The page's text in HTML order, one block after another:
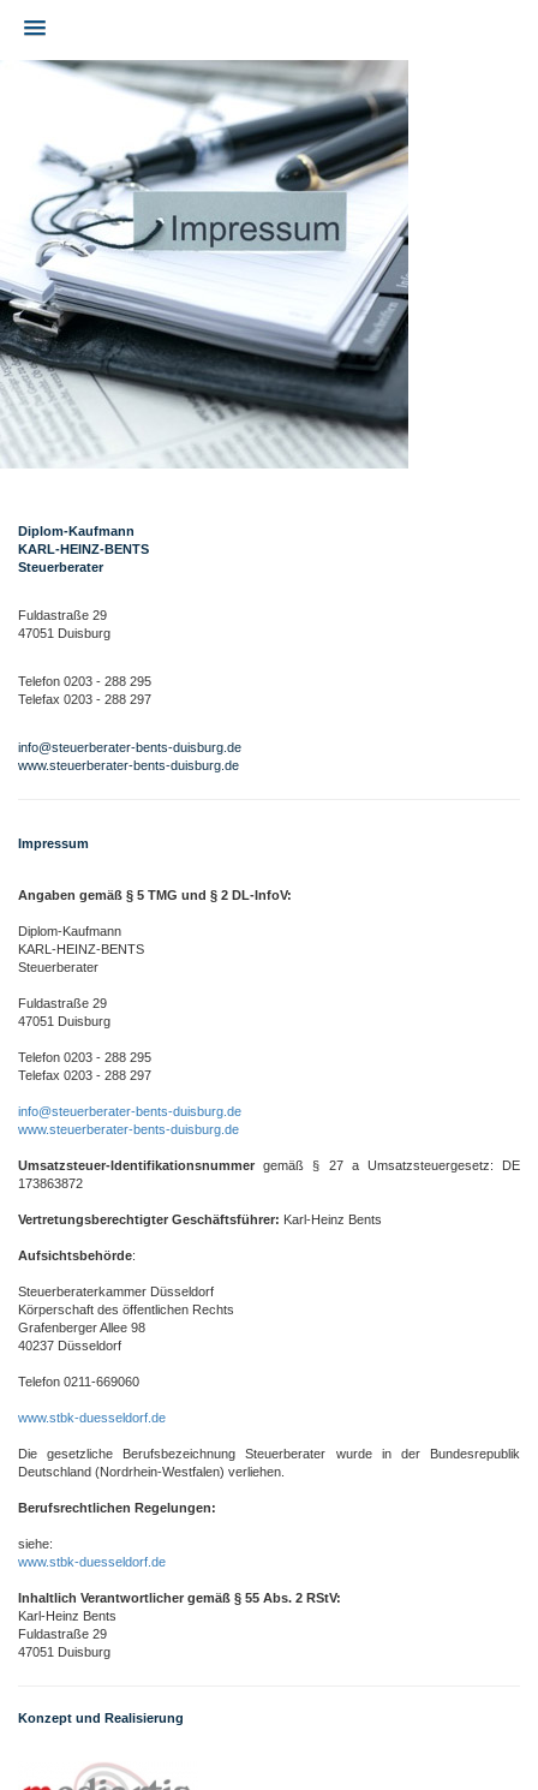
Diplom-Kaufmann
KARL-HEINZ-BENTS
Steuerberater
Fuldastraße 29
47051 Duisburg
Telefon 0203 - 288 295
Telefax 0203 - 288 297
info@steuerberater-bents-duisburg.de
www.steuerberater-bents-duisburg.de
Impressum
Angaben gemäß § 5 TMG und § 2 DL-InfoV:
Diplom-Kaufmann
KARL-HEINZ-BENTS
Steuerberater
Fuldastraße 29
47051 Duisburg
Telefon 0203 - 288 295
Telefax 0203 - 288 297
info@steuerberater-bents-duisburg.de
www.steuerberater-bents-duisburg.de
Umsatzsteuer-Identifikationsnummer gemäß § 27 a Umsatzsteuergesetz: DE
173863872
Vertretungsberechtigter Geschäftsführer: Karl-Heinz Bents
Aufsichtsbehörde:
Steuerberaterkammer Düsseldorf
Körperschaft des öffentlichen Rechts
Grafenberger Allee 98
40237 Düsseldorf
Telefon 0211-669060
www.stbk-duesseldorf.de
Die gesetzliche Berufsbezeichnung Steuerberater wurde in der Bundesrepublik
Deutschland (Nordrhein-Westfalen) verliehen.
Berufsrechtlichen Regelungen:
siehe:
www.stbk-duesseldorf.de
Inhaltlich Verantwortlicher gemäß § 55 Abs. 2 RStV:
Karl-Heinz Bents
Fuldastraße 29
47051 Duisburg
Konzept und Realisierung